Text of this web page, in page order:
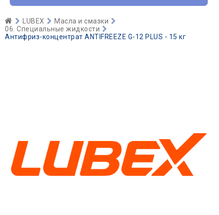
LUBEX
Масла и смазки
06. Специальные жидкости
Антифриз-концентрат ANTIFREEZE G-12 PLUS - 15 кг